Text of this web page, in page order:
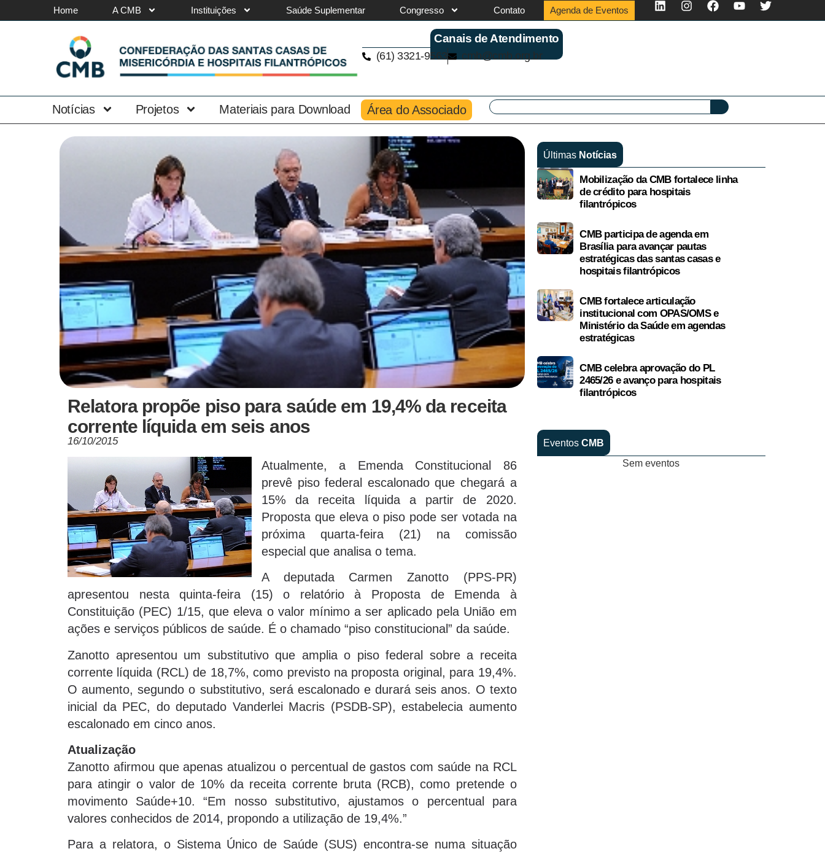
Home A CMB Instituições Saúde Suplementar Congresso Contato Agenda de Eventos
Canais de Atendimento
(61) 3321-9563 cmb@cmb.org.br
Notícias Projetos Materiais para Download Área do Associado
Relatora propõe piso para saúde em 19,4% da receita
corrente líquida em seis anos
16/10/2015
Atualmente, a Emenda Constitucional 86
prevê piso federal escalonado que chegará a
15% da receita líquida a partir de 2020.
Proposta que eleva o piso pode ser votada na
próxima quarta-feira (21) na comissão
especial que analisa o tema.
A deputada Carmen Zanotto (PPS-PR)
apresentou nesta quinta-feira (15) o relatório à Proposta de Emenda à
Constituição (PEC) 1/15, que eleva o valor mínimo a ser aplicado pela União em
ações e serviços públicos de saúde. É o chamado “piso constitucional” da saúde.
Zanotto apresentou um substitutivo que amplia o piso federal sobre a receita
corrente líquida (RCL) de 18,7%, como previsto na proposta original, para 19,4%.
O aumento, segundo o substitutivo, será escalonado e durará seis anos. O texto
inicial da PEC, do deputado Vanderlei Macris (PSDB-SP), estabelecia aumento
escalonado em cinco anos.
Atualização
Zanotto afirmou que apenas atualizou o percentual de gastos com saúde na RCL
para atingir o valor de 10% da receita corrente bruta (RCB), como pretende o
movimento Saúde+10. “Em nosso substitutivo, ajustamos o percentual para
valores conhecidos de 2014, propondo a utilização de 19,4%.”
Para a relatora, o Sistema Único de Saúde (SUS) encontra-se numa situação
Últimas Notícias
Mobilização da CMB fortalece linha
de crédito para hospitais
filantrópicos
CMB participa de agenda em
Brasília para avançar pautas
estratégicas das santas casas e
hospitais filantrópicos
CMB fortalece articulação
institucional com OPAS/OMS e
Ministério da Saúde em agendas
estratégicas
CMB celebra aprovação do PL
2465/26 e avanço para hospitais
filantrópicos
Eventos CMB
Sem eventos